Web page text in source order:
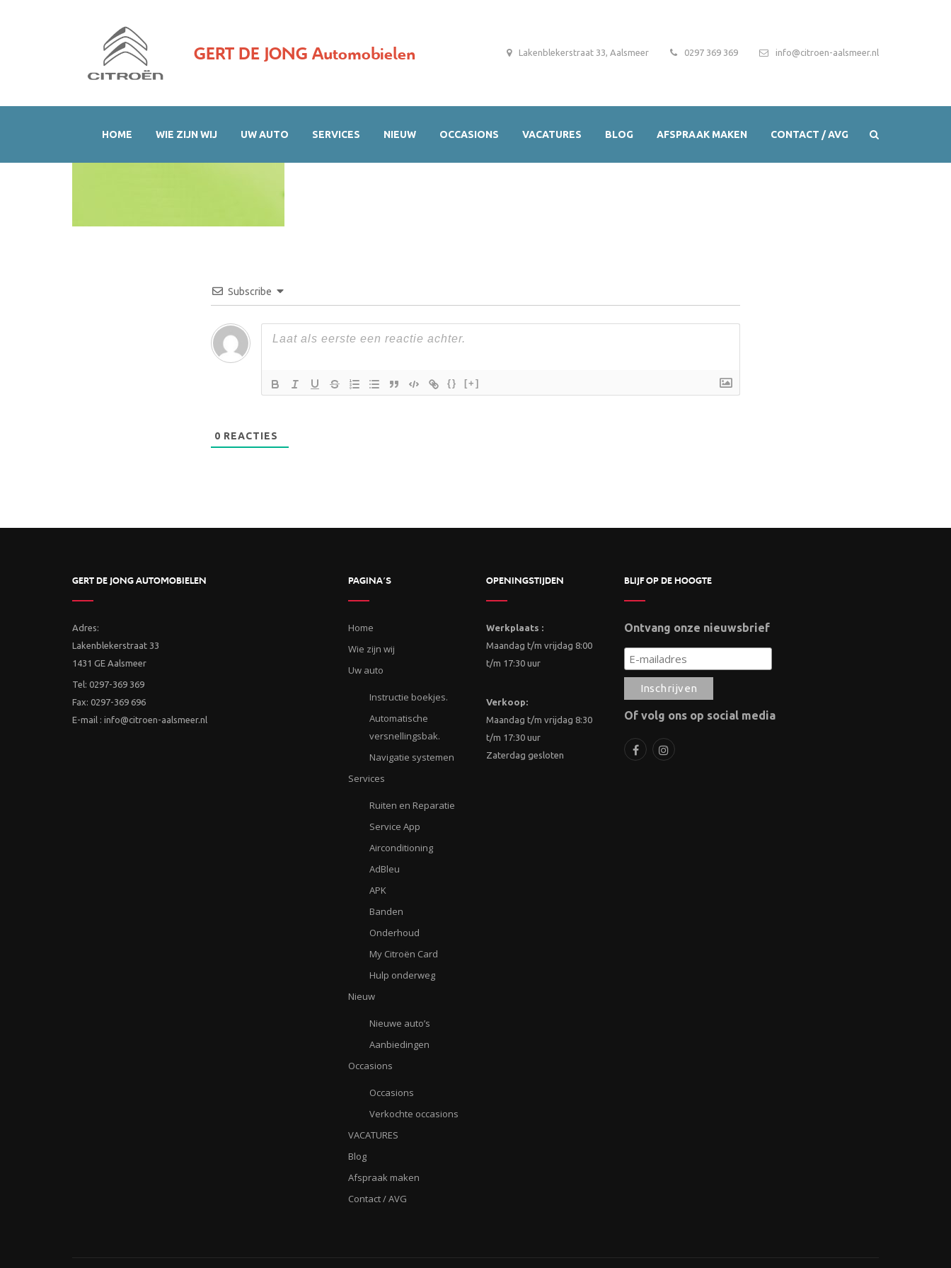
GERT DE JONG Automobielen Lakenblekerstraat 33, Aalsmeer 0297 369 369 info@citroen-aalsmeer.nl
HOME WIE ZIJN WIJ UW AUTO SERVICES NIEUW OCCASIONS VACATURES BLOG AFSPRAAK MAKEN CONTACT / AVG
Subscribe
{} [+]
0 REACTIES
GERT DE JONG AUTOMOBIELEN
Adres:
Lakenblekerstraat 33
1431 GE Aalsmeer
Tel: 0297-369 369
Fax: 0297-369 696
E-mail : info@citroen-aalsmeer.nl
PAGINA’S
Home
Wie zijn wij
Uw auto
Instructie boekjes.
Automatische
versnellingsbak.
Navigatie systemen
Services
Ruiten en Reparatie
Service App
Airconditioning
AdBleu
APK
Banden
Onderhoud
My Citroën Card
Hulp onderweg
Nieuw
Nieuwe auto’s
Aanbiedingen
Occasions
Occasions
Verkochte occasions
VACATURES
Blog
Afspraak maken
Contact / AVG
OPENINGSTIJDEN
Werkplaats :
Maandag t/m vrijdag 8:00
t/m 17:30 uur
Verkoop:
Maandag t/m vrijdag 8:30
t/m 17:30 uur
Zaterdag gesloten
BLIJF OP DE HOOGTE
Ontvang onze nieuwsbrief
Of volg ons op social media